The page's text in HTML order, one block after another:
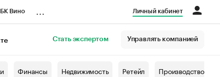
Вино Личный кабинет
Стать экспертом Управлять компанией
Финансы Недвижимость Ретейл Производство